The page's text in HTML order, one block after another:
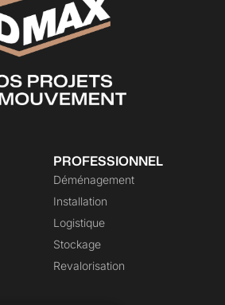
PROFESSIONNEL
Déménagement
Installation
Logistique
Stockage
Revalorisation